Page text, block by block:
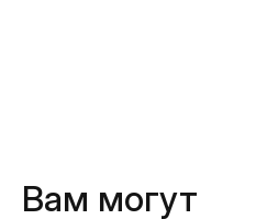
Вам могут